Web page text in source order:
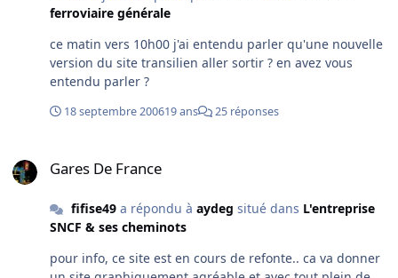
ferroviaire générale
ce matin vers 10h00 j'ai entendu parler qu'une nouvelle
version du site transilien aller sortir ? en avez vous
entendu parler ?
18 septembre 200619 ans 25 réponses
Gares De France
fifise49a répondu à aydeg situé dans L'entreprise
SNCF & ses cheminots
pour info, ce site est en cours de refonte.. ca va donner